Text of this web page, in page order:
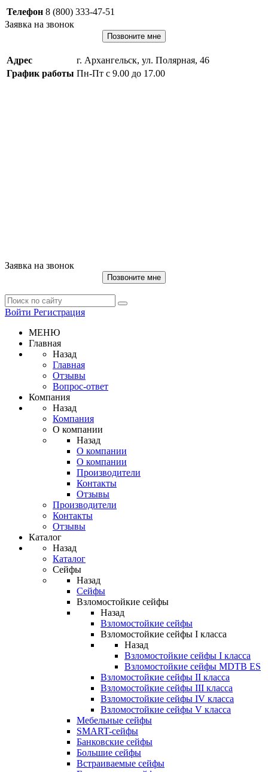
Телефон 8 (800) 333-47-51
Заявка на звонок
Позвоните мне
Адрес
г. Архангельск, ул. Полярная, 46
График работы Пн-Пт с 9.00 до 17.00
Заявка на звонок
Позвоните мне
Войти Регистрация
МЕНЮ
Главная
Назад
Главная
Отзывы
Вопрос-ответ
Компания
Назад
Компания
О компании
Назад
О компании
О компании
Производители
Контакты
Отзывы
Производители
Контакты
Отзывы
Каталог
Назад
Каталог
Сейфы
Назад
Сейфы
Взломостойкие сейфы
Назад
Взломостойкие сейфы
Взломостойкие сейфы I класса
Назад
Взломостойкие сейфы I класса
Взломостойкие сейфы MDTB ES
Взломостойкие сейфы II класса
Взломостойкие сейфы III класса
Взломостойкие сейфы IV класса
Взломостойкие сейфы V класса
Мебельные сейфы
SMART-сейфы
Банковские сейфы
Большие сейфы
Встраиваемые сейфы